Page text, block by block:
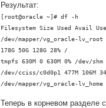
Результат:
[root@oracle ~]# df -h
Filesystem Size Used Avail
/dev/mapper/vg_oracle-lv_root
178G 50G 128G 28% /
tmpfs 630M 0 630M 0% /dev/shm
/dev/cciss/c0d0p1 477M 106M
/dev/mapper/vg_oracle-lv_home
Теперь в корневом разделе